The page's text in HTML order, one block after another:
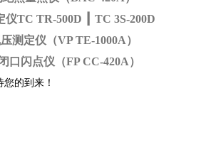
仪TC TR-500D
TC 3S-200D
测定仪（VP TE-1000A）
口闪点仪（FP CC-420A）
的到来！